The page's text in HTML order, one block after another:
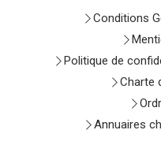
Conditions
Politique de
Charte
Annuaires